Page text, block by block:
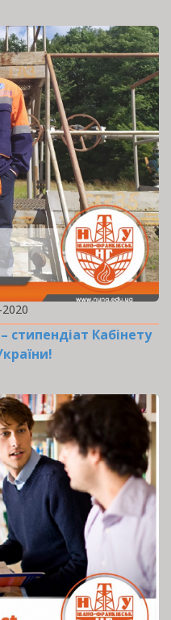
стипендіат Кабінету